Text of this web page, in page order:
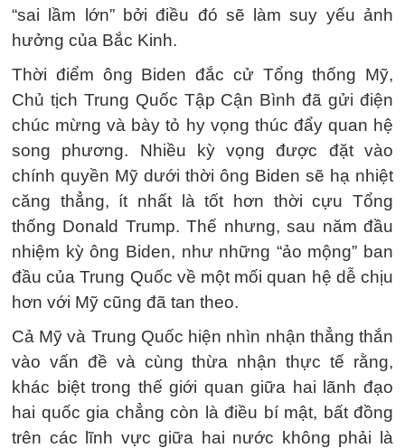
“sai lầm lớn” bởi điều đó sẽ làm suy yếu ảnh
hưởng của Bắc Kinh.
Thời điểm ông Biden đắc cử Tổng thống Mỹ,
Chủ tịch Trung Quốc Tập Cận Bình đã gửi điện
chúc mừng và bày tỏ hy vọng thúc đẩy quan hệ
song phương. Nhiều kỳ vọng được đặt vào
chính quyền Mỹ dưới thời ông Biden sẽ hạ nhiệt
căng thẳng, ít nhất là tốt hơn thời cựu Tổng
thống Donald Trump. Thế nhưng, sau năm đầu
nhiệm kỳ ông Biden, như những “ảo mộng” ban
đầu của Trung Quốc về một mối quan hệ dễ chịu
hơn với Mỹ cũng đã tan theo.
Cả Mỹ và Trung Quốc hiện nhìn nhận thẳng thắn
vào vấn đề và cùng thừa nhận thực tế rằng,
khác biệt trong thế giới quan giữa hai lãnh đạo
hai quốc gia chẳng còn là điều bí mật, bất đồng
trên các lĩnh vực giữa hai nước không phải là